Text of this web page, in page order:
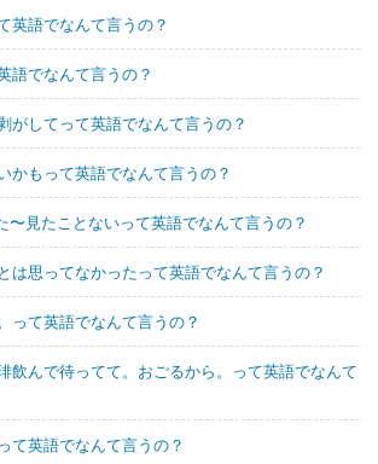
英語でなんて言うの？
語でなんて言うの？
がしてって英語でなんて言うの？
かもって英語でなんて言うの？
〜見たことないって英語でなんて言うの？
は思ってなかったって英語でなんて言うの？
って英語でなんて言うの？
飲んで待ってて。おごるから。って英語でなんて
て英語でなんて言うの？